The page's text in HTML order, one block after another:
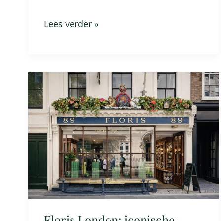
Lees verder »
London:
iconische
Britse
parfums
sinds
1730